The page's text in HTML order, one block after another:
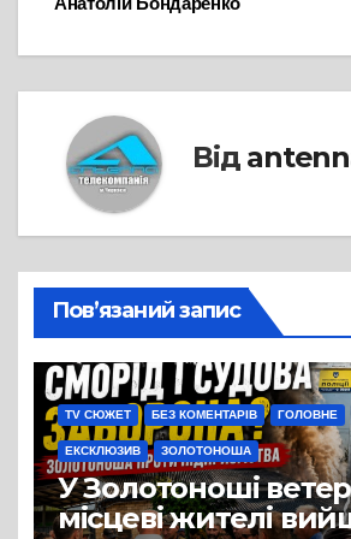
Від
Пов’язаний запис
TV СЮЖЕТ БЕЗ КОМЕНТАРІВ ГОЛОВНЕ
ЕКСКЛЮЗИВ ЗОЛОТОНОША
У Золотоноші
місцеві жителі